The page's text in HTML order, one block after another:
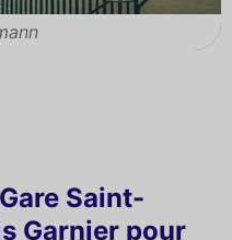
Saint-
Garnier pour